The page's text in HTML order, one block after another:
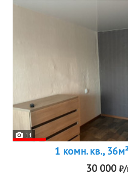
11
1 комн. кв.,
30 000